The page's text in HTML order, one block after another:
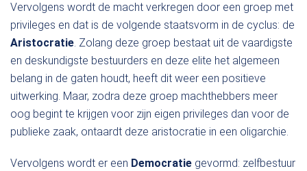
Vervolgens wordt de macht verkregen door een groep met
privileges en dat is de volgende staatsvorm in de cyclus: de
Aristocratie. Zolang deze groep bestaat uit de vaardigste
en deskundigste bestuurders en deze elite het algemeen
belang in de gaten houdt, heeft dit weer een positieve
uitwerking. Maar, zodra deze groep machthebbers meer
oog begint te krijgen voor zijn eigen privileges dan voor de
publieke zaak, ontaardt deze aristocratie in een oligarchie.
Vervolgens wordt er een Democratie gevormd: zelfbestuur